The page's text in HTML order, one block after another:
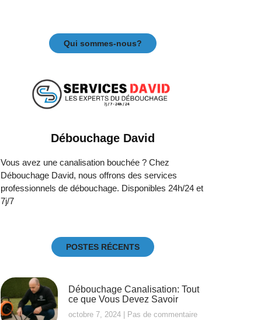
Qui sommes-nous?
Débouchage David
Vous avez une canalisation bouchée ? Chez
Débouchage David, nous offrons des services
professionnels de débouchage. Disponibles 24h/24 et
7j/7
POSTES RÉCENTS
Débouchage Canalisation: Tout
ce que Vous Devez Savoir
octobre 7, 2024 Pas de commentaire